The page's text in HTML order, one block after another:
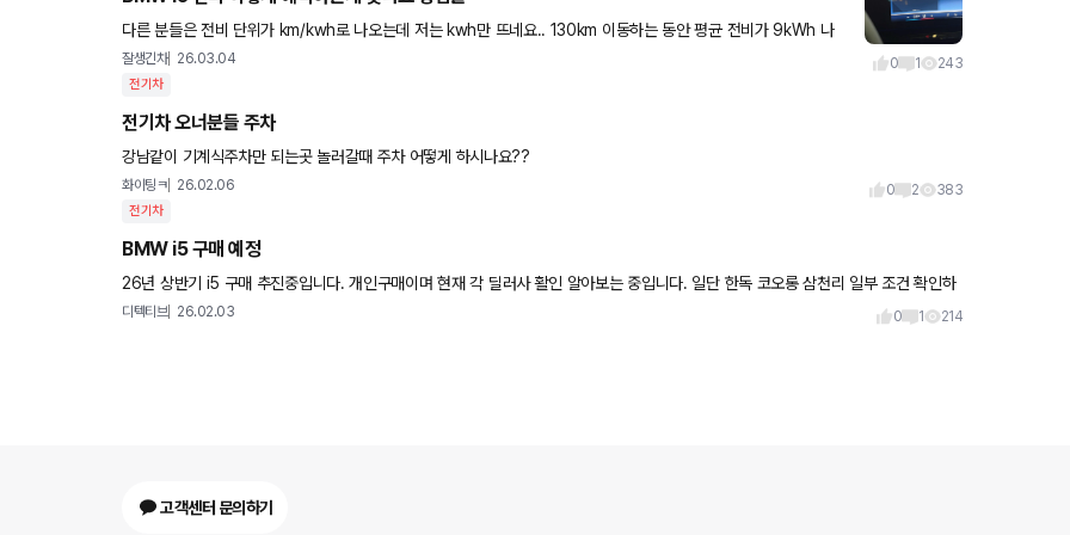
다른 분들은 전비 단위가 km/kwh로 나오는데 저는 kwh만 뜨네요.. 130km 이동하는 동안 평균 전비가 9kWh 나
왔다는 뜻인가요 ㅜ
잘생긴차 26.03.04 0 1 243
전기차
전기차 오너분들 주차
강남같이 기계식주차만 되는곳 놀러갈때 주차 어떻게 하시나요??
화이팅ㅋ 26.02.06 0 2 383
전기차
BMW i5 구매 예정
26년 상반기 i5 구매 추진중입니다. 개인구매이며 현재 각 딜러사 활인 알아보는 중입니다. 일단 한독 코오롱 삼천리 일부 조건 확인하
디텍티브 26.02.03 0 1 214
고객센터 문의하기